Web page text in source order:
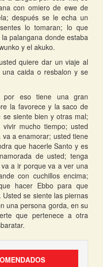
con omiero de ewe de
después se le echa un
lo tomaran; lo que
palangana donde estaba
y el akuko.
quiere dar un viaje al
caida o resbalon y se
por eso tiene una gran
la favorece y la saco de
siente bien y otras mal;
mucho tiempo; usted
a enamorar; usted tiene
que hacerle Santo y es
de usted; tenga
a ir porque va a ver una
con cuchillos encima;
hacer Ebbo para que
se siente las piernas
una persona gorda, en su
que pertenece a otra